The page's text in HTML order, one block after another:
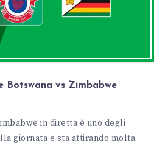
Botswana vs Zimbabwe
in diretta è uno degli
giornata e sta attirando molta